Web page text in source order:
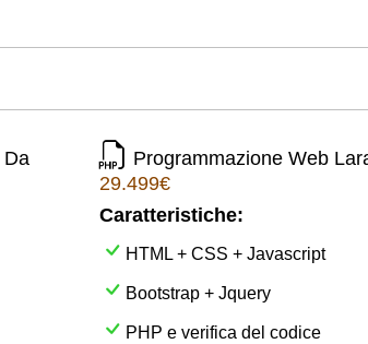
Da
Programmazione Web
29.499€
Caratteristiche:
HTML + CSS + Javascript
Bootstrap + Jquery
PHP e verifica del codice